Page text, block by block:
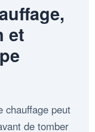
et
chauffage peut
de tomber